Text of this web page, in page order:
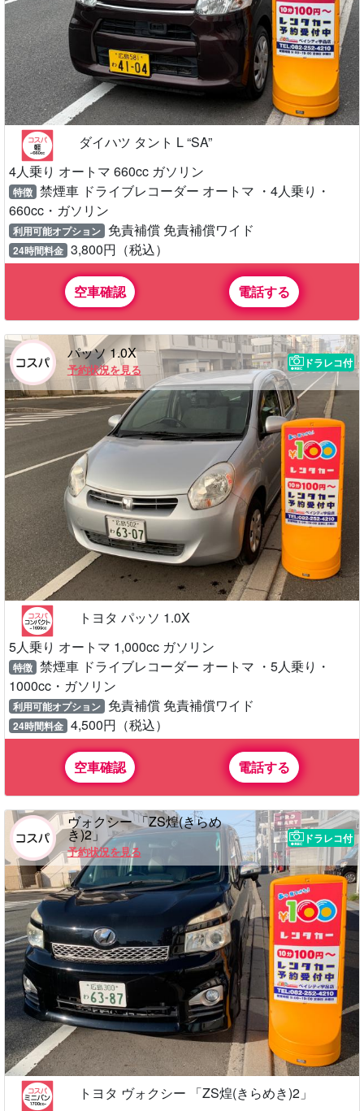
ダイハツ タント L “SA”
4人乗り オートマ 660cc ガソリン
特徴 禁煙車 ドライブレコーダー オートマ ・4人乗り・
660cc・ガソリン
利用可能オプション 免責補償 免責補償ワイド
24時間料金 3,800円（税込）
空車確認 電話する
パッソ 1.0X
予約状況を見る
ドラレコ付
トヨタ パッソ 1.0X
5人乗り オートマ 1,000cc ガソリン
特徴 禁煙車 ドライブレコーダー オートマ ・5人乗り・
1000cc・ガソリン
利用可能オプション 免責補償 免責補償ワイド
24時間料金 4,500円（税込）
空車確認 電話する
ヴォクシー 「ZS煌(きらめ
き)2」
予約状況を見る
ドラレコ付
トヨタ ヴォクシー 「ZS煌(きらめき)2」